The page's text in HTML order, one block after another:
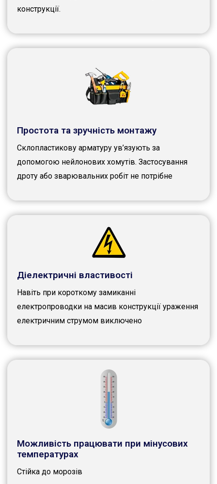
конструкції.
Простота та зручність монтажу
Склопластикову арматуру ув’язують за
допомогою нейлонових хомутів. Застосування
дроту або зварювальних робіт не потрібне
Діелектричні властивості
Навіть при короткому замиканні
електропроводки на масив конструкції ураження
електричним струмом виключено
Можливість працювати при мінусових
температурах
Стійка до морозів